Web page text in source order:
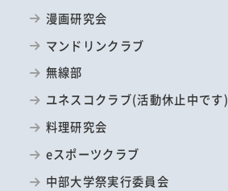
漫画研究会
マンドリンクラブ
無線部
ユネスコクラブ(活動休止中です)
料理研究会
eスポーツクラブ
中部大学祭実行委員会